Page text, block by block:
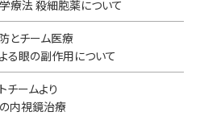
療法 殺細胞薬について
とチーム医療
る眼の副作用について
チームより
内視鏡治療